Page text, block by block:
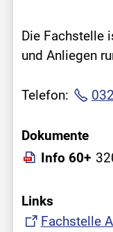
Die Fachstelle
und Anliegen
Telefon:
Dokumente
Info 60+
Links
Fachstelle